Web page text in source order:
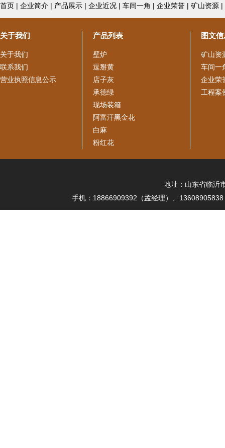
首页 | 企业简介 | 产品展示 | 企业近况 | 车间一角 | 企业荣誉 | 矿山资源 |
关于我们
关于我们
联系我们
营业执照信息公示
产品列表
壁炉
逗掰黄
店子灰
承德绿
现场装箱
阿富汗黑金花
白麻
粉红花
图文
矿山资
车间一
企业荣
工程案
地址：山东省临沂
手机：18866909392（孟经理）、